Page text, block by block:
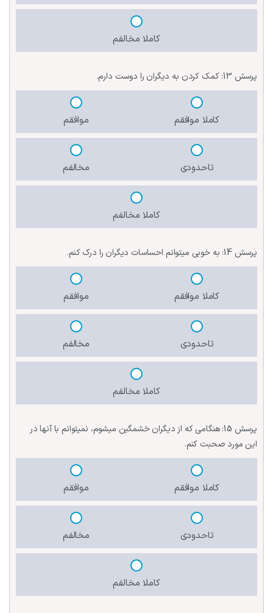
کاملا مخالفم
پرسش 13: کمک کردن به دیگران را دوست دارم.
کاملا موافقم موافقم
تاحدودی مخالفم
کاملا مخالفم
پرسش 14: به خوبی میتوانم احساسات دیگران را درک کنم.
کاملا موافقم موافقم
تاحدودی مخالفم
کاملا مخالفم
پرسش 15:
هنگامی که از دیگران خشمگین میشوم، نمیتوانم با آنها در
این مورد صحبت کنم.
کاملا موافقم موافقم
تاحدودی مخالفم
کاملا مخالفم